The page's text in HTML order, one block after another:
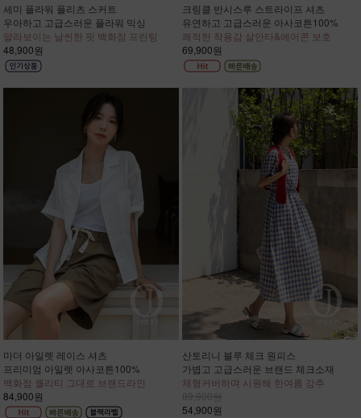
세미 플라워 플리츠 스커트
우아하고 고급스러운 플라워 믹싱
말라보이는 날씬한 핏 백화점 프린팅
48,900원
크링클 반시스루 스트라이프 셔츠
유연하고 고급스러운 아사코튼100%
쾌적한 착용감 살안타&에어콘 보호
69,900원
마더 아일렛 레이스 셔츠
프리미엄 아일렛 아사코튼100%
백화점 퀄리티 그대로 브랜드라인
84,900원
산토리니 블루 체크 원피스
가볍고 고급스러운 브랜드 체크소재
체형커버하며 시원해 한여름 강추
54,900원